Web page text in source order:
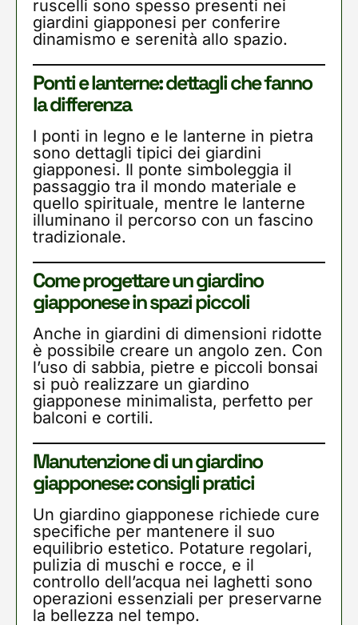
ruscelli sono spesso presenti nei
giardini giapponesi per conferire
dinamismo e serenità allo spazio.
Ponti e lanterne: dettagli che fanno
la differenza
I ponti in legno e le lanterne in pietra
sono dettagli tipici dei giardini
giapponesi. Il ponte simboleggia il
passaggio tra il mondo materiale e
quello spirituale, mentre le lanterne
illuminano il percorso con un fascino
tradizionale.
Come progettare un giardino
giapponese in spazi piccoli
Anche in giardini di dimensioni ridotte
è possibile creare un angolo zen. Con
l’uso di sabbia, pietre e piccoli bonsai
si può realizzare un giardino
giapponese minimalista, perfetto per
balconi e cortili.
Manutenzione di un giardino
giapponese: consigli pratici
Un giardino giapponese richiede cure
specifiche per mantenere il suo
equilibrio estetico. Potature regolari,
pulizia di muschi e rocce, e il
controllo dell’acqua nei laghetti sono
operazioni essenziali per preservarne
la bellezza nel tempo.